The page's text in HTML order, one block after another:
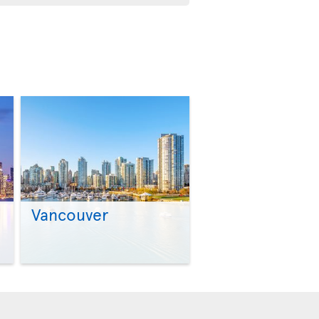
Vancouver